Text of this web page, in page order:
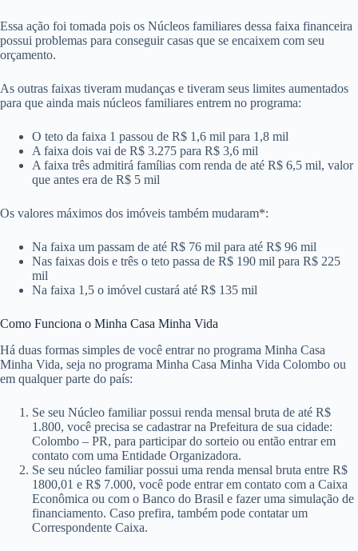
Essa ação foi tomada pois os Núcleos familiares dessa faixa financeira
possui problemas para conseguir casas que se encaixem com seu
orçamento.
As outras faixas tiveram mudanças e tiveram seus limites aumentados
para que ainda mais núcleos familiares entrem no programa:
O teto da faixa 1 passou de R$ 1,6 mil para 1,8 mil
A faixa dois vai de R$ 3.275 para R$ 3,6 mil
A faixa três admitirá famílias com renda de até R$ 6,5 mil, valor
que antes era de R$ 5 mil
Os valores máximos dos imóveis também mudaram*:
Na faixa um passam de até R$ 76 mil para até R$ 96 mil
Nas faixas dois e três o teto passa de R$ 190 mil para R$ 225
mil
Na faixa 1,5 o imóvel custará até R$ 135 mil
Como Funciona o Minha Casa Minha Vida
Há duas formas simples de você entrar no programa Minha Casa
Minha Vida, seja no programa Minha Casa Minha Vida Colombo ou
em qualquer parte do país:
Se seu Núcleo familiar possui renda mensal bruta de até R$
1.800, você precisa se cadastrar na Prefeitura de sua cidade:
Colombo – PR, para participar do sorteio ou então entrar em
contato com uma Entidade Organizadora.
Se seu núcleo familiar possui uma renda mensal bruta entre R$
1800,01 e R$ 7.000, você pode entrar em contato com a Caixa
Econômica ou com o Banco do Brasil e fazer uma simulação de
financiamento. Caso prefira, também pode contatar um
Correspondente Caixa.